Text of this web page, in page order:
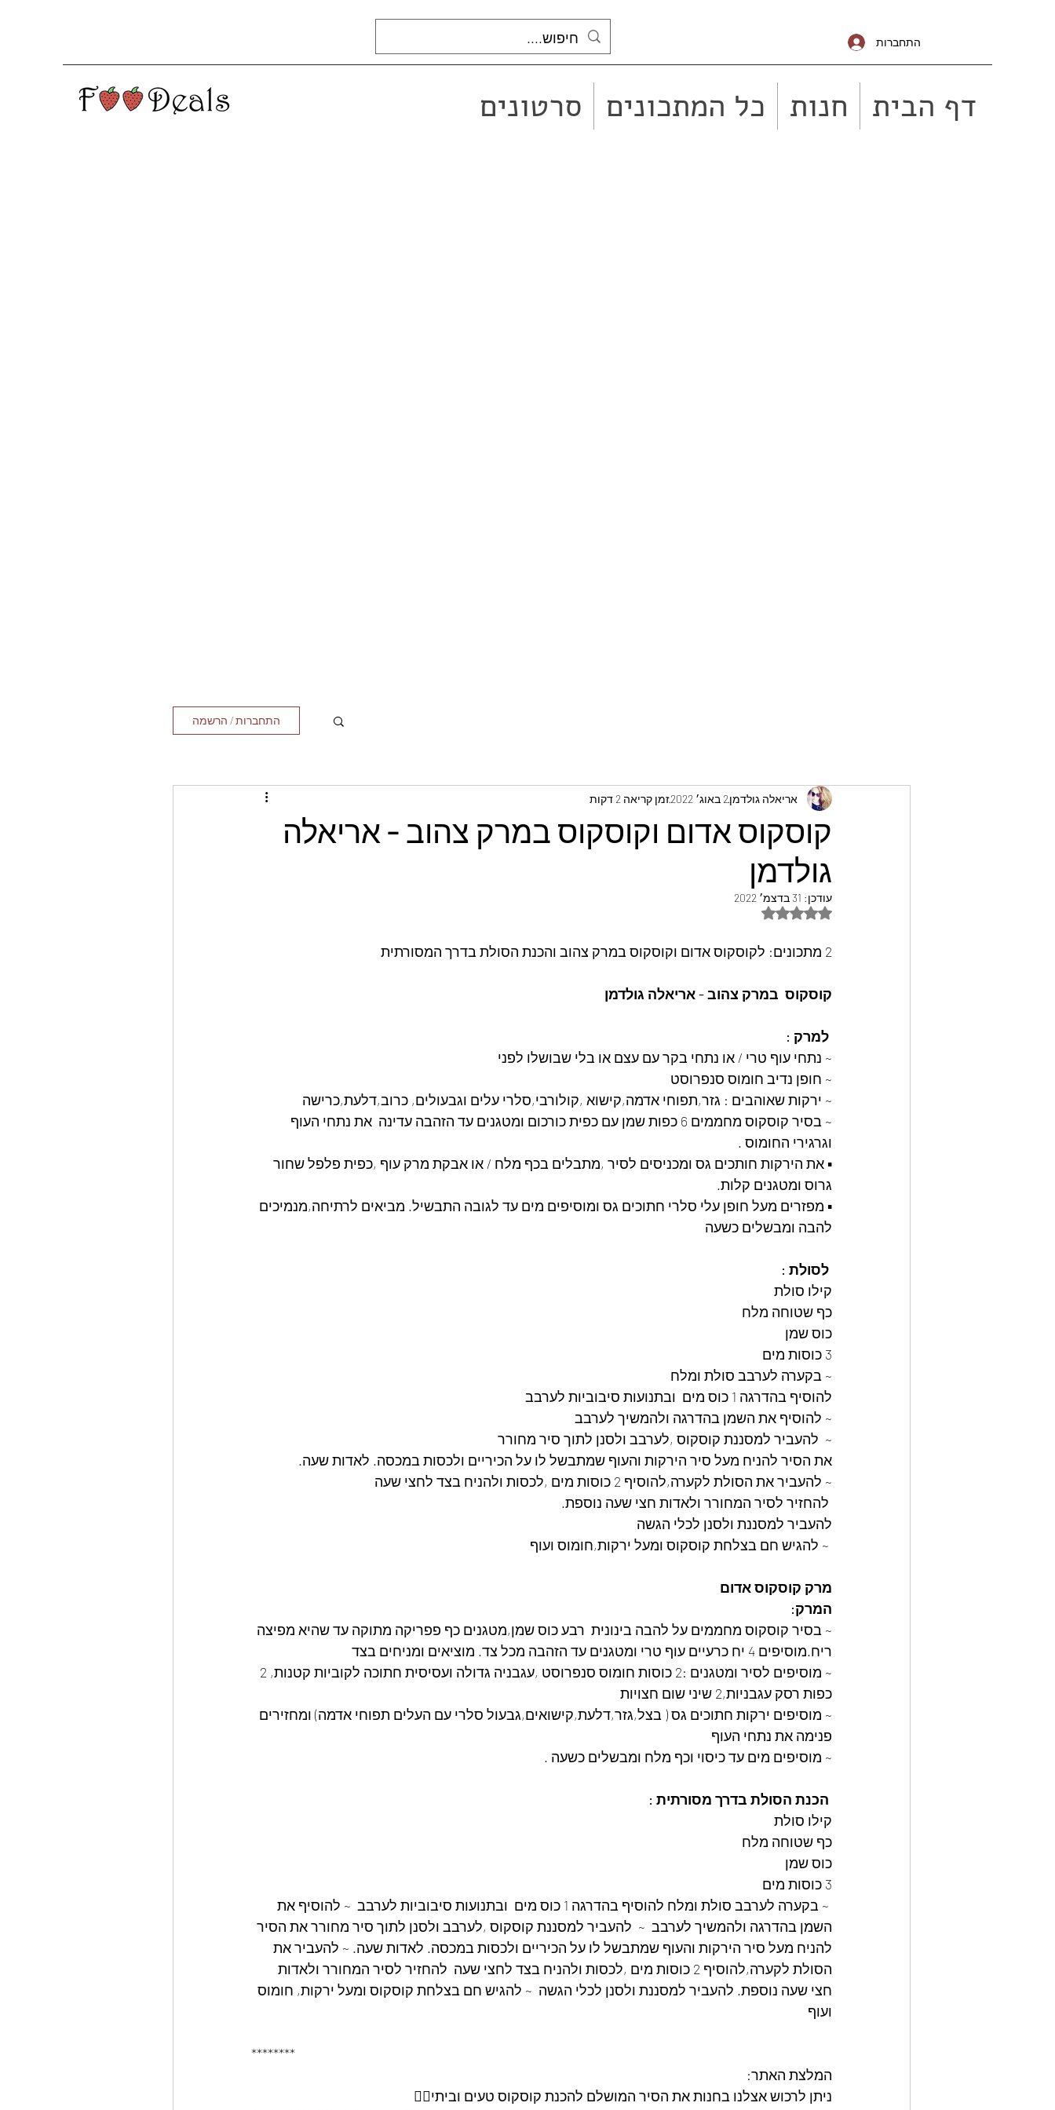
התחברות
דף הבית חנות כל המתכונים סרטונים
התחברות / הרשמה
קוסקוס אדום וקוסקוס במרק צהוב - אריאלה
גולדמן
אריאלה גולדמן2 באוג׳ 2022 זמן קריאה 2 דקות
עודכן: 31 בדצמ׳ 2022
דירוג של NaN מתוך 5 כוכבים
2 מתכונים: לקוסקוס אדום וקוסקוס במרק צהוב והכנת הסולת בדרך המסורתית
קוסקוס  במרק צהוב - אריאלה גולדמן
~ נתחי עוף טרי / או נתחי בקר עם עצם או בלי שבושלו לפני
~ חופן נדיב חומוס סנפרוסט
~ ירקות שאוהבים : גזר,תפוחי אדמה,קישוא ,קולורבי,סלרי עלים וגבעולים, כרוב,דלעת,כרישה
~ בסיר קוסקוס מחממים 6 כפות שמן עם כפית כורכום ומטגנים עד הזהבה עדינה  את נתחי העוף
וגרגירי החומוס .
▪︎ את הירקות חותכים גס ומכניסים לסיר ,מתבלים בכף מלח / או אבקת מרק עוף ,כפית פלפל שחור
גרוס ומטגנים קלות.
▪︎ מפזרים מעל חופן עלי סלרי חתוכים גס ומוסיפים מים עד לגובה התבשיל. מביאים לרתיחה,מנמיכים
להבה ומבשלים כשעה
קילו סולת
כף שטוחה מלח
כוס שמן
3 כוסות מים
~ בקערה לערבב סולת ומלח
להוסיף בהדרגה 1 כוס מים  ובתנועות סיבוביות לערבב
~ להוסיף את השמן בהדרגה ולהמשיך לערבב
~  להעביר למסננת קוסקוס ,לערבב ולסנן לתוך סיר מחורר
את הסיר להניח מעל סיר הירקות והעוף שמתבשל לו על הכיריים ולכסות במכסה. לאדות שעה.
︎~ להעביר את הסולת לקערה,להוסיף 2 כוסות מים ,לכסות ולהניח בצד לחצי שעה
︎ להחזיר לסיר המחורר ולאדות חצי שעה נוספת.
︎להעביר למסננת ולסנן לכלי הגשה
︎ ~ להגיש חם בצלחת קוסקוס ומעל ירקות,חומוס ועוף
מרק קוסקוס אדום
המרק:
~ בסיר קוסקוס מחממים על להבה בינונית  רבע כוס שמן,מטגנים כף פפריקה מתוקה עד שהיא מפיצה
ריח.מוסיפים 4 יח כרעיים עוף טרי ומטגנים עד הזהבה מכל צד. מוציאים ומניחים בצד
כפות רסק עגבניות,2 שיני שום חצויות
~ מוסיפים ירקות חתוכים גס ( בצל,גזר,דלעת,קישואים,גבעול סלרי עם העלים תפוחי אדמה) ומחזירים
פנימה את נתחי העוף
~ מוסיפים מים עד כיסוי וכף מלח ומבשלים כשעה .
קילו סולת
כף שטוחה מלח
כוס שמן
3 כוסות מים
︎ ~ בקערה לערבב סולת ומלח להוסיף בהדרגה 1 כוס מים  ובתנועות סיבוביות לערבב  ~ להוסיף את
השמן בהדרגה ולהמשיך לערבב  ~  להעביר למסננת קוסקוס ,לערבב ולסנן לתוך סיר מחורר את הסיר
להניח מעל סיר הירקות והעוף שמתבשל לו על הכיריים ולכסות במכסה. לאדות שעה. ︎~ להעביר את
הסולת לקערה,להוסיף 2 כוסות מים ,לכסות ולהניח בצד לחצי שעה ︎ להחזיר לסיר המחורר ולאדות
חצי שעה נוספת. ︎להעביר למסננת ולסנן לכלי הגשה ︎ ~ להגיש חם בצלחת קוסקוס ומעל ירקות, חומוס
ועוף
********
המלצת האתר:
ניתן לרכוש אצלנו בחנות את הסיר המושלם להכנת קוסקוס טעים וביתי👇🏼